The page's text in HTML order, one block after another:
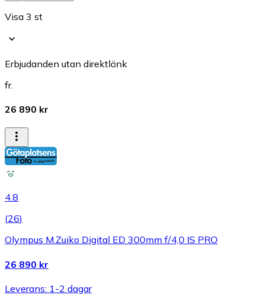
Visa 3 st
Erbjudanden utan direktlänk
fr.
26 890 kr
4.8
(26)
Olympus M.Zuiko Digital ED 300mm f/4,0 IS PRO
26 890 kr
Leverans: 1-2 dagar